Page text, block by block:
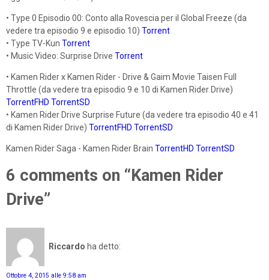
• Type 0 Episodio 00: Conto alla Rovescia per il Global Freeze (da
vedere tra episodio 9 e episodio 10) Torrent
• Type TV-Kun Torrent
• Music Video: Surprise Drive Torrent
• Kamen Rider x Kamen Rider - Drive & Gaim Movie Taisen Full
Throttle (da vedere tra episodio 9 e 10 di Kamen Rider Drive)
TorrentFHD TorrentSD
• Kamen Rider Drive Surprise Future (da vedere tra episodio 40 e 41
di Kamen Rider Drive) TorrentFHD TorrentSD
Kamen Rider Saga - Kamen Rider Brain TorrentHD TorrentSD
6 comments on “Kamen Rider
Drive”
Riccardo ha detto:
Ottobre 4, 2015 alle 9:58 am